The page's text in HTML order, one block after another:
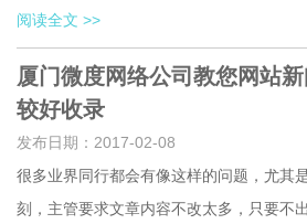
建设就显得相当重要，但如何来评估一个
一，目标访客的体验度。第二搜索引擎优
来了解访客体验度的应该注意的一些细节
阅读全文 >>
厦门微度网络公司教您网站
较好收录
发布日期：2017-02-08
很多业界同行都会有像这样的问题，尤其
刻，主管要求文章内容不改太多，只要不